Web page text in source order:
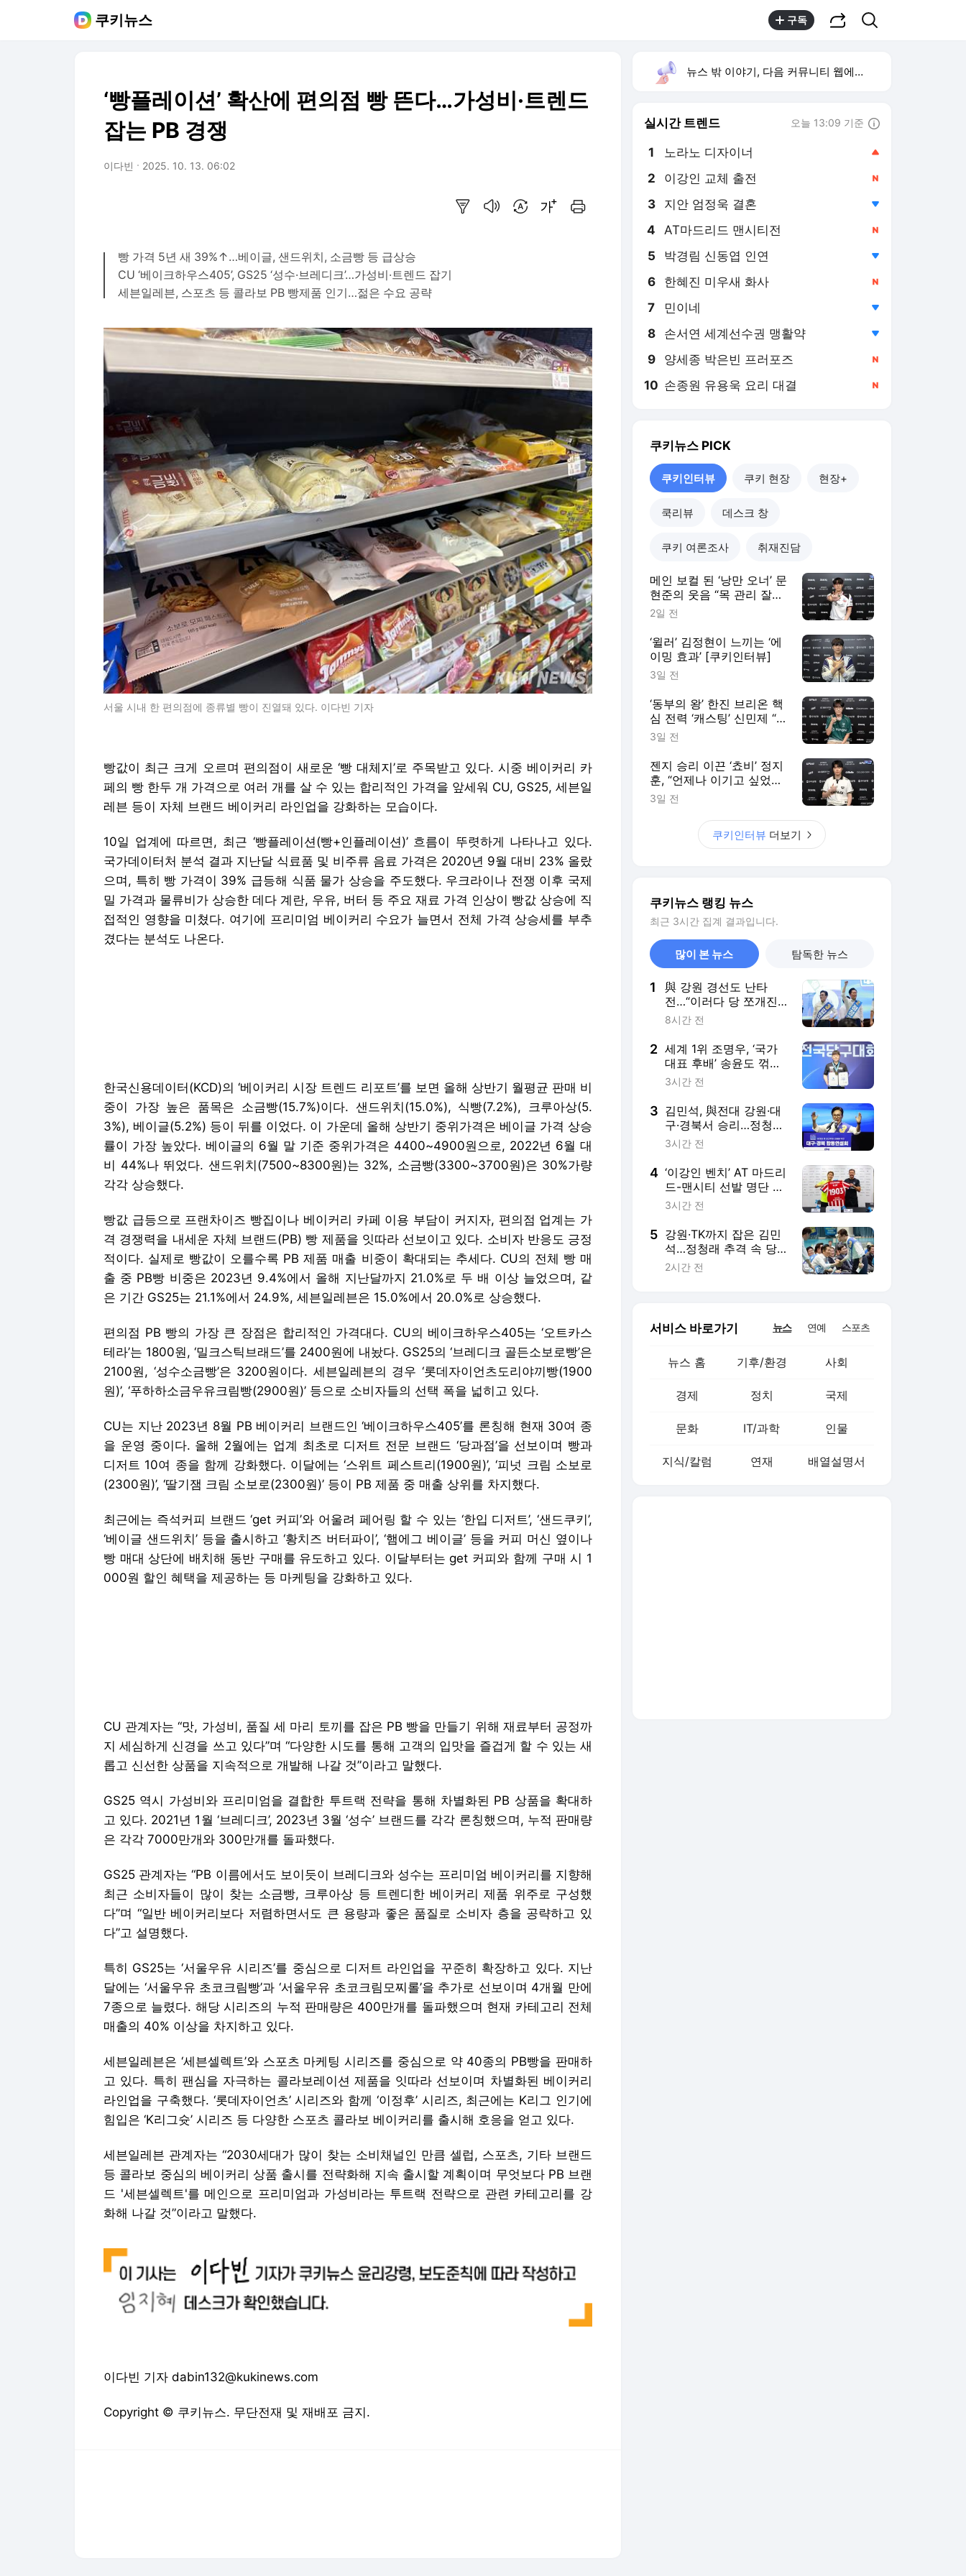
쿠키뉴스 구독
‘빵플레이션’ 확산에 편의점 빵 뜬다…가성비·트렌드
잡는 PB 경쟁
이다빈 2025. 10. 13. 06:02
빵 가격 5년 새 39%↑…베이글, 샌드위치, 소금빵 등 급상승
CU ‘베이크하우스405’, GS25 ‘성수·브레디크’…가성비·트렌드 잡기
세븐일레븐, 스포츠 등 콜라보 PB 빵제품 인기…젊은 수요 공략
서울 시내 한 편의점에 종류별 빵이 진열돼 있다. 이다빈 기자
빵값이 최근 크게 오르며 편의점이 새로운 ‘빵 대체지’로 주목받고 있다. 시중 베이커리 카
페의 빵 한두 개 가격으로 여러 개를 살 수 있는 합리적인 가격을 앞세워 CU, GS25, 세븐일
레븐 등이 자체 브랜드 베이커리 라인업을 강화하는 모습이다.
10일 업계에 따르면, 최근 ‘빵플레이션(빵+인플레이션)’ 흐름이 뚜렷하게 나타나고 있다.
국가데이터처 분석 결과 지난달 식료품 및 비주류 음료 가격은 2020년 9월 대비 23% 올랐
으며, 특히 빵 가격이 39% 급등해 식품 물가 상승을 주도했다. 우크라이나 전쟁 이후 국제
밀 가격과 물류비가 상승한 데다 계란, 우유, 버터 등 주요 재료 가격 인상이 빵값 상승에 직
접적인 영향을 미쳤다. 여기에 프리미엄 베이커리 수요가 늘면서 전체 가격 상승세를 부추
겼다는 분석도 나온다.
빵값 급등으로 프랜차이즈 빵집이나 베이커리 카페 이용 부담이 커지자, 편의점 업계는 가
격 경쟁력을 내세운 자체 브랜드(PB) 빵 제품을 잇따라 선보이고 있다. 소비자 반응도 긍정
적이다. 실제로 빵값이 오를수록 PB 제품 매출 비중이 확대되는 추세다. CU의 전체 빵 매
출 중 PB빵 비중은 2023년 9.4%에서 올해 지난달까지 21.0%로 두 배 이상 늘었으며, 같
은 기간 GS25는 21.1%에서 24.9%, 세븐일레븐은 15.0%에서 20.0%로 상승했다.
편의점 PB 빵의 가장 큰 장점은 합리적인 가격대다. CU의 베이크하우스405는 ‘오트카스
테라’는 1800원, ‘밀크스틱브래드’를 2400원에 내놨다. GS25의 ‘브레디크 골든소보로빵’은
2100원, ‘성수소금빵’은 3200원이다. 세븐일레븐의 경우 ‘롯데자이언츠도리야끼빵(1900
원)’, ‘푸하하소금우유크림빵(2900원)’ 등으로 소비자들의 선택 폭을 넓히고 있다.
을 운영 중이다. 올해 2월에는 업계 최초로 디저트 전문 브랜드 ‘당과점’을 선보이며 빵과
디저트 10여 종을 함께 강화했다. 이달에는 ‘스위트 페스트리(1900원)’, ‘피넛 크림 소보로
(2300원)’, ‘딸기잼 크림 소보로(2300원)’ 등이 PB 제품 중 매출 상위를 차지했다.
‘베이글 샌드위치’ 등을 출시하고 ‘황치즈 버터파이’, ‘햄에그 베이글’ 등을 커피 머신 옆이나
빵 매대 상단에 배치해 동반 구매를 유도하고 있다. 이달부터는 get 커피와 함께 구매 시 1
000원 할인 혜택을 제공하는 등 마케팅을 강화하고 있다.
지 세심하게 신경을 쓰고 있다”며 “다양한 시도를 통해 고객의 입맛을 즐겁게 할 수 있는 새
롭고 신선한 상품을 지속적으로 개발해 나갈 것”이라고 말했다.
GS25 역시 가성비와 프리미엄을 결합한 투트랙 전략을 통해 차별화된 PB 상품을 확대하
특히 GS25는 ‘서울우유 시리즈’를 중심으로 디저트 라인업을 꾸준히 확장하고 있다. 지난
달에는 ‘서울우유 초코크림빵’과 ‘서울우유 초코크림모찌롤’을 추가로 선보이며 4개월 만에
매출의 40% 이상을 차지하고 있다.
세븐일레븐은 ‘세븐셀렉트’와 스포츠 마케팅 시리즈를 중심으로 약 40종의 PB빵을 판매하
라인업을 구축했다. ‘롯데자이언츠’ 시리즈와 함께 ‘이정후’ 시리즈, 최근에는 K리그 인기에
힘입은 ‘K리그슛’ 시리즈 등 다양한 스포츠 콜라보 베이커리를 출시해 호응을 얻고 있다.
세븐일레븐 관계자는 “2030세대가 많이 찾는 소비채널인 만큼 셀럽, 스포츠, 기타 브랜드
드 '세븐셀렉트'를 메인으로 프리미엄과 가성비라는 투트랙 전략으로 관련 카테고리를 강
화해 나갈 것”이라고 말했다.
이다빈 기자 dabin132@kukinews.com
Copyright © 쿠키뉴스. 무단전재 및 재배포 금지.
뉴스 밖 이야기, 다음 커뮤니티 웹에서 보기
실시간 트렌드 오늘 13:09 기준
1 노라노 디자이너
2 이강인 교체 출전
3 지안 엄정욱 결혼
4 AT마드리드 맨시티전
5 박경림 신동엽 인연
6 한혜진 미우새 화사
7 민이네
8 손서연 세계선수권 맹활약
9 양세종 박은빈 프러포즈
10 손종원 유용욱 요리 대결
쿠키뉴스 PICK
쿠키인터뷰 쿠키 현장 현장+
쿡리뷰 데스크 창
쿠키 여론조사 취재진담
메인 보컬 된 ‘낭만 오너’ 문
현준의 웃음 “목 관리 잘해
야죠” [쿠키인터뷰]
2일 전
‘윌러’ 김정현이 느끼는 ‘에
이밍 효과’ [쿠키인터뷰]
3일 전
‘동부의 왕’ 한진 브리온 핵
심 전력 ‘캐스팅’ 신민제 “팬
들에게 좋은 경기력으로 보
3일 전
젠지 승리 이끈 ‘쵸비’ 정지
훈, “언제나 이기고 싶었다”
[쿠키인터뷰]
3일 전
쿠키인터뷰 더보기
쿠키뉴스 랭킹 뉴스
최근 3시간 집계 결과입니다.
많이 본 뉴스 탐독한 뉴스
1
與 강원 경선도 난타
전…“이러다 당 쪼개진
다” 자성 목소리
8시간 전
2 세계 1위 조명우, ‘국가
대표 후배’ 송윤도 꺾고
대한당구연맹회장배 정
3시간 전
3 김민석, 與전대 강원·대
구·경북서 승리…정청래
에 1622표 앞서
3시간 전
4 ‘이강인 벤치’ AT 마드리
드-맨시티 선발 명단 발
표 [쿠키 현장]
3시간 전
5 강원·TK까지 잡은 김민
석…정청래 추격 속 당
권전 ‘팽팽’
2시간 전
서비스 바로가기 뉴스 연예 스포츠
뉴스 홈 기후/환경 사회
경제 정치 국제
문화 IT/과학 인물
지식/칼럼 연재 배열설명서
다음뉴스 서비스안내 24시간 뉴스센터 공지사항
서비스 약관/정책
기사배열책임자 : 임광욱